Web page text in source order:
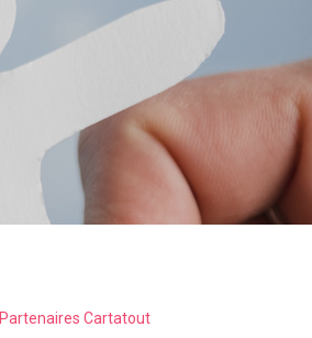
Partenaires Cartatout